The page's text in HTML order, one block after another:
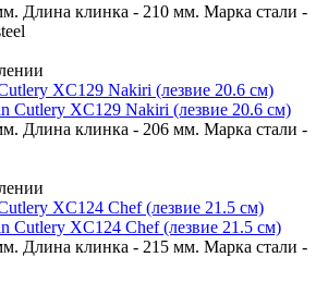
Длина клинка - 210 мм. Марка стали -
XC129 Nakiri (лезвие 20.6 см)
Длина клинка - 206 мм. Марка стали -
XC124 Chef (лезвие 21.5 см)
Длина клинка - 215 мм. Марка стали -